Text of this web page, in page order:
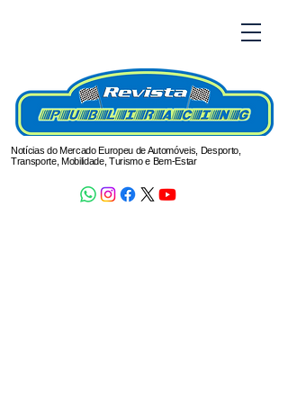
Notícias do Mercado Europeu de Automóveis, Desporto,
Transporte, Mobilidade, Turismo e Bem-Estar